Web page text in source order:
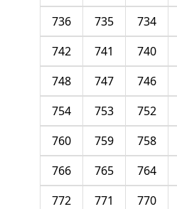
734
735
736
740
741
742
746
747
748
752
753
754
758
759
760
764
765
766
770
771
772